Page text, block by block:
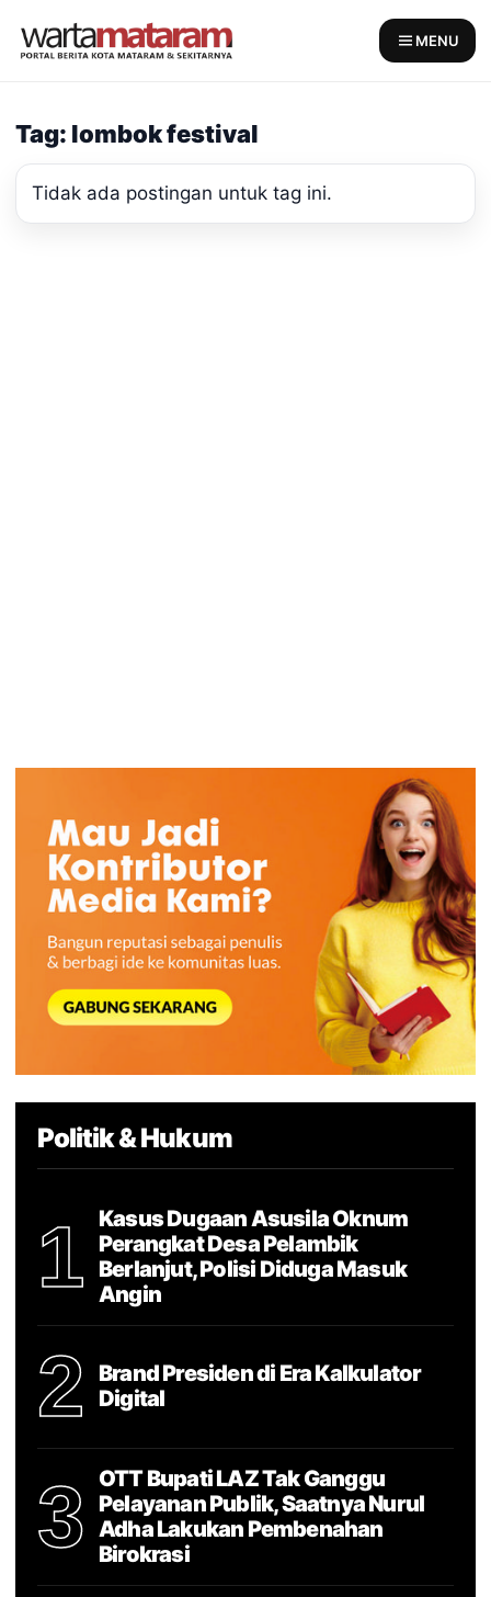
MENU
Tag: lombok festival
Tidak ada postingan untuk tag ini.
Politik & Hukum
1
Kasus Dugaan Asusila Oknum
Perangkat Desa Pelambik
Berlanjut, Polisi Diduga Masuk
Angin
2
Brand Presiden di Era Kalkulator
Digital
3
OTT Bupati LAZ Tak Ganggu
Pelayanan Publik, Saatnya Nurul
Adha Lakukan Pembenahan
Birokrasi